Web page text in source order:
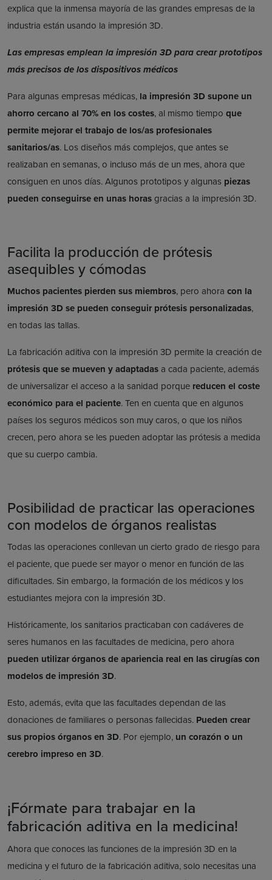
explica que la inmensa mayoría de las grandes empresas de la
industria están usando la impresión 3D.
Las empresas emplean la impresión 3D para crear prototipos
más precisos de los dispositivos médicos
Para algunas empresas médicas, la impresión 3D supone un
ahorro cercano al 70% en los costes, al mismo tiempo que
permite mejorar el trabajo de los/as profesionales
sanitarios/as. Los diseños más complejos, que antes se
realizaban en semanas, o incluso más de un mes, ahora que
consiguen en unos días. Algunos prototipos y algunas piezas
pueden conseguirse en unas horasgracias a la impresión 3D.
Facilita la producción de prótesis
asequibles y cómodas
Muchos pacientes pierden sus miembros, pero ahora con la
impresión 3D se pueden conseguir prótesis personalizadas,
en todas las tallas.
La fabricación aditiva con la impresión 3D permite la creación de
prótesis que se mueven y adaptadasa cada paciente, además
de universalizar el acceso a la sanidad porque reducen el coste
económico para el paciente. Ten en cuenta que en algunos
países los seguros médicos son muy caros, o que los niños
crecen, pero ahora se les pueden adoptar las prótesis a medida
que su cuerpo cambia.
Posibilidad de practicar las operaciones
con modelos de órganos realistas
Todas las operaciones conllevan un cierto grado de riesgo para
el paciente, que puede ser mayor o menor en función de las
dificultades. Sin embargo, la formación de los médicos y los
estudiantes mejora con la impresión 3D.
Históricamente, los sanitarios practicaban con cadáveres de
seres humanos en las facultades de medicina, pero ahora
pueden utilizar órganos de apariencia real en las cirugías con
modelos de impresión 3D.
Esto, además, evita que las facultades dependan de las
donaciones de familiares o personas fallecidas. Pueden crear
sus propios órganos en 3D. Por ejemplo, un corazón o un
cerebro impreso en 3D.
¡Fórmate para trabajar en la
fabricación aditiva en la medicina!
Ahora que conoces las funciones de la impresión 3D en la
medicina y el futuro de la fabricación aditiva, solo necesitas una